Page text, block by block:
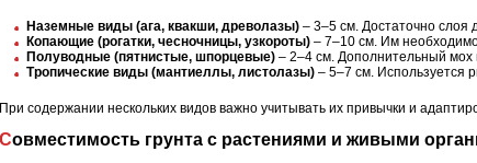
Наземные виды (ага, квакши, древолазы) – 3–5 см. Достаточно слоя
Копающие (рогатки, чесночницы, узкороты) – 7–10 см. Им
Полуводные (пятнистые, шпорцевые) – 2–4 см. Дополнительный мох
Тропические виды (мантиеллы, листолазы) – 5–7 см. Используется
При содержании нескольких видов важно учитывать их привычки и
Совместимость грунта с растениями и живыми